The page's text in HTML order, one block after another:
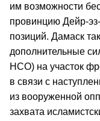
им возможности
провинцию Дейр-
позиций. Дамаск
дополнительные
НСО) на участок
в связи с
из вооруженной
захвата